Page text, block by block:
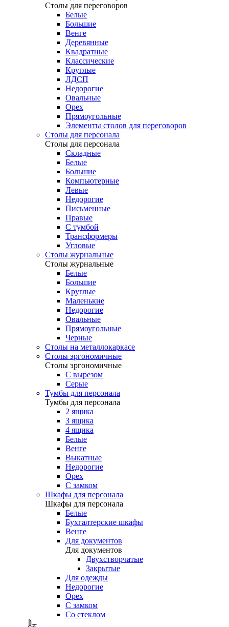
Столы для переговоров
Белые
Большие
Венге
Деревянные
Квадратные
Классические
Круглые
ЛДСП
Недорогие
Овальные
Орех
Прямоугольные
Элементы столов для переговоров
Столы для персонала
Столы для персонала
Cкладные
Белые
Большие
Компьютерные
Левые
Недорогие
Письменные
Правые
С тумбой
Трансформеры
Угловые
Столы журнальные
Столы журнальные
Белые
Большие
Круглые
Маленькие
Недорогие
Овальные
Прямоугольные
Черные
Столы на металлокаркасе
Столы эргономичные
Столы эргономичные
С вырезом
Серые
Тумбы для персонала
Тумбы для персонала
2 ящика
3 ящика
4 ящика
Белые
Венге
Выкатные
Недорогие
Орех
С замком
Шкафы для персонала
Шкафы для персонала
Белые
Бухгалтерские шкафы
Венге
Для документов
Для документов
Двухстворчатые
Закрытые
Для одежды
Недорогие
Орех
С замком
Со стеклом